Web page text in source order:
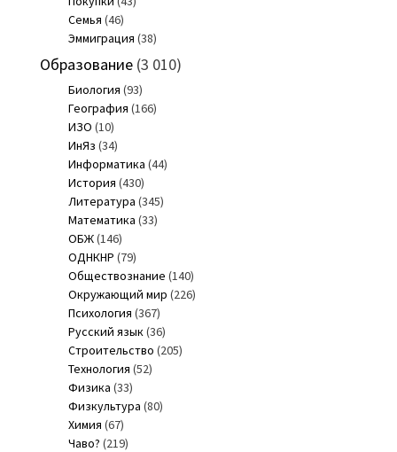
Семья (46)
Эммиграция (38)
Образование(3 010)
Биология (93)
География (166)
ИЗО (10)
ИнЯз (34)
Информатика (44)
История (430)
Литература (345)
Математика (33)
ОБЖ(146)
ОДНКНР (79)
Обществознание (140)
Окружающий мир (226)
Психология (367)
Русский язык(36)
Строительство (205)
Технология (52)
Физика (33)
Физкультура (80)
Химия (67)
Чаво? (219)